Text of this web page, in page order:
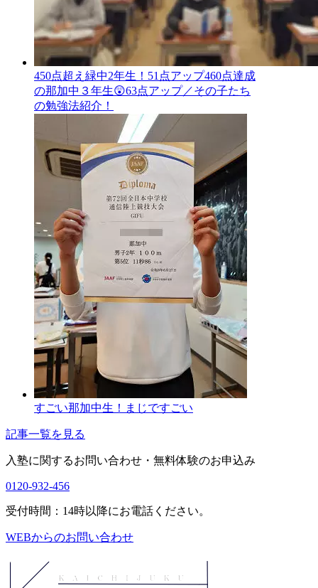
450点超え緑中2年生！51点アップ460点達成
の那加中３年生😲63点アップ／その子たち
の勉強法紹介！
すごい那加中生！まじですごい
記事一覧を見る
入塾に関するお問い合わせ・ 無料体験のお申込み
0120-932-456
受付時間：14時以降にお電話ください。
WEBからのお問い合わせ